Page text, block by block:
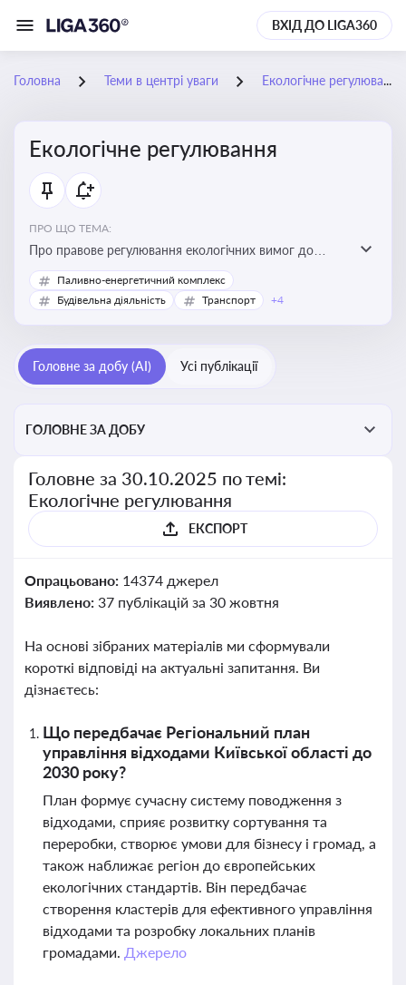
ВХІД ДО LIGA360
Головна Теми в центрі уваги Екологічне регулювання
Екологічне регулювання
ПРО ЩО ТЕМА:
Про правове регулювання екологічних вимог до
виробництв, включно з дозволами, перевірками,
стандартами викидів і гармонізацією з
Паливно-енергетичний комплекс
Будівельна діяльність
Транспорт +4
Головне за добу (AI) Усі публікації
ГОЛОВНЕ ЗА ДОБУ
Головне за 30.10.2025 по темі:
Екологічне регулювання
ЕКСПОРТ
Опрацьовано: 14374 джерел
Виявлено: 37 публікацій за 30 жовтня
На основі зібраних матеріалів ми сформували
короткі відповіді на актуальні запитання. Ви
дізнаєтесь:
Що передбачає Регіональний план
управління відходами Київської області до
2030 року?
План формує сучасну систему поводження з
відходами, сприяє розвитку сортування та
переробки, створює умови для бізнесу і громад, а
також наближає регіон до європейських
екологічних стандартів. Він передбачає
створення кластерів для ефективного управління
відходами та розробку локальних планів
громадами. Джерело